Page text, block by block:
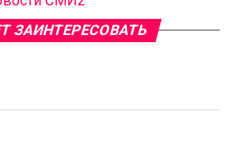
ЗАИНТЕРЕСОВАТЬ